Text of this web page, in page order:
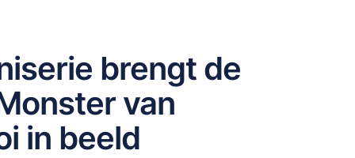
brengt de
van
in beeld